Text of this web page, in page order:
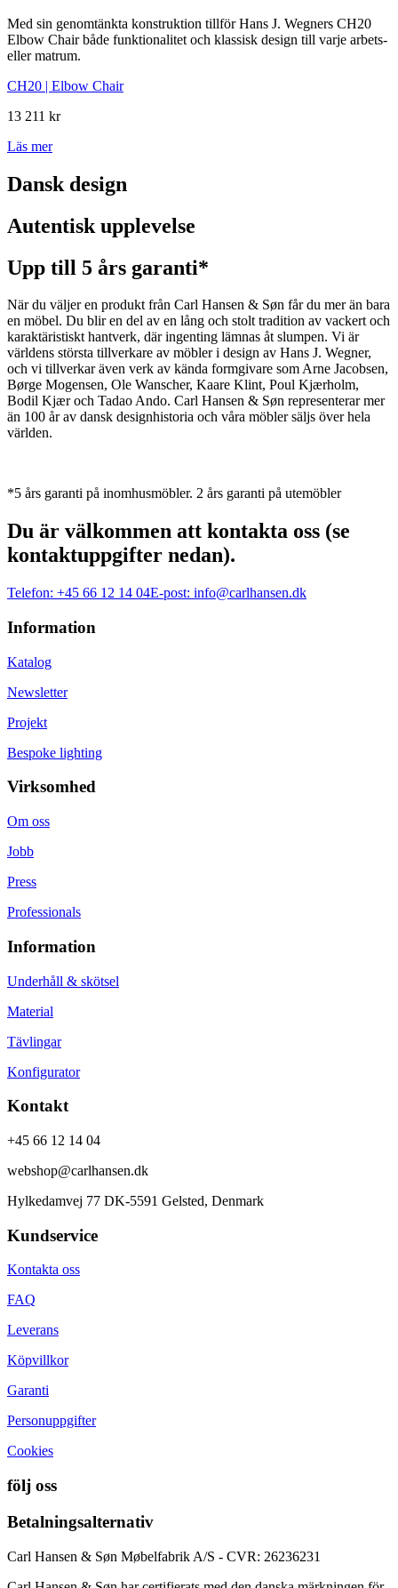
Med sin genomtänkta konstruktion tillför Hans J. Wegners CH20
Elbow Chair både funktionalitet och klassisk design till varje arbets-
eller matrum.
CH20 | Elbow Chair
13 211 kr
Läs mer
Dansk design
Autentisk upplevelse
Upp till 5 års garanti*
När du väljer en produkt från Carl Hansen & Søn får du mer än bara
en möbel. Du blir en del av en lång och stolt tradition av vackert och
karaktäristiskt hantverk, där ingenting lämnas åt slumpen. Vi är
världens största tillverkare av möbler i design av Hans J. Wegner,
och vi tillverkar även verk av kända formgivare som Arne Jacobsen,
Børge Mogensen, Ole Wanscher, Kaare Klint, Poul Kjærholm,
Bodil Kjær och Tadao Ando. Carl Hansen & Søn representerar mer
än 100 år av dansk designhistoria och våra möbler säljs över hela
världen.
*5 års garanti på inomhusmöbler. 2 års garanti på utemöbler
Du är välkommen att kontakta oss (se
kontaktuppgifter nedan).
Telefon: +45 66 12 14 04E-post: info@carlhansen.dk
Information
Katalog
Newsletter
Projekt
Bespoke lighting
Virksomhed
Om oss
Jobb
Press
Professionals
Information
Underhåll & skötsel
Material
Tävlingar
Konfigurator
Kontakt
+45 66 12 14 04
webshop@carlhansen.dk
Hylkedamvej 77 DK-5591 Gelsted, Denmark
Kundservice
Kontakta oss
FAQ
Leverans
Köpvillkor
Garanti
Personuppgifter
Cookies
följ oss
Betalningsalternativ
Carl Hansen & Søn Møbelfabrik A/S - CVR: 26236231